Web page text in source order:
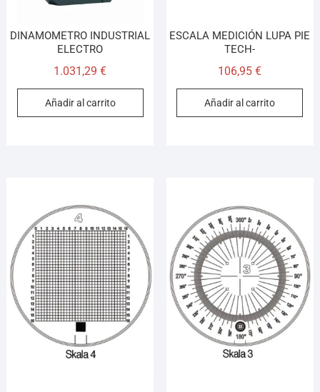
DINAMOMETRO INDUSTRIAL
ELECTRO
1.031,29€
Añadir al carrito
ESCALA MEDICIÓN LUPA PIE
TECH-
106,95€
Añadir al carrito